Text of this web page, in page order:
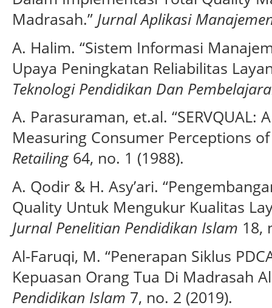
Madrasah.” Jurnal Aplikasi
A. Halim. “Sistem Informasi
Upaya Peningkatan Reliabilitas
Teknologi Pendidikan Dan
A. Parasuraman, et.al. “SERVQUAL:
Measuring Consumer Perceptions
Retailing64, no. 1 (1988).
A. Qodir & H. Asy’ari.
Quality Untuk Mengukur Kualitas
Jurnal Penelitian Pendidikan Islam 18,
Al-Faruqi, M. “Penerapan Siklus
Kepuasan Orang Tua Di Madrasah
Pendidikan Islam 7, no. 2 (2019).